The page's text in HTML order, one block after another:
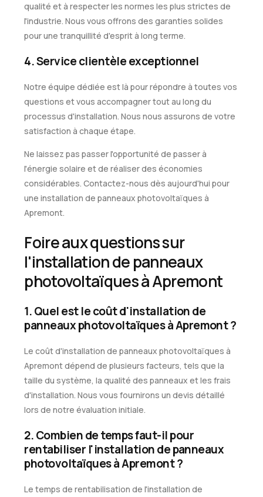
qualité et à respecter les normes les plus strictes de
l'industrie. Nous vous offrons des garanties solides
pour une tranquillité d'esprit à long terme.
4. Service clientèle exceptionnel
Notre équipe dédiée est là pour répondre à toutes vos
questions et vous accompagner tout au long du
processus d'installation. Nous nous assurons de votre
satisfaction à chaque étape.
Ne laissez pas passer l'opportunité de passer à
l'énergie solaire et de réaliser des économies
considérables. Contactez-nous dès aujourd'hui pour
une installation de panneaux photovoltaïques à
Apremont.
Foire aux questions sur
l'installation de panneaux
photovoltaïques à Apremont
1. Quel est le coût d'installation de
panneaux photovoltaïques à Apremont ?
Le coût d'installation de panneaux photovoltaïques à
Apremont dépend de plusieurs facteurs, tels que la
taille du système, la qualité des panneaux et les frais
d'installation. Nous vous fournirons un devis détaillé
lors de notre évaluation initiale.
2. Combien de temps faut-il pour
rentabiliser l'installation de panneaux
photovoltaïques à Apremont ?
Le temps de rentabilisation de l'installation de